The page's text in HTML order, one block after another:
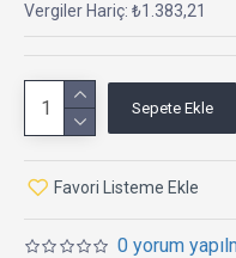
0 yorum
Vergiler Hariç: ₺1.383,21
Sepete Ekle
Favori Listeme Ekle